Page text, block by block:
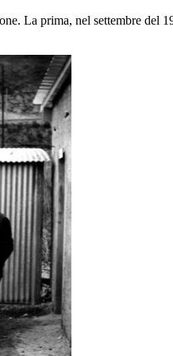
La prima, nel settembre